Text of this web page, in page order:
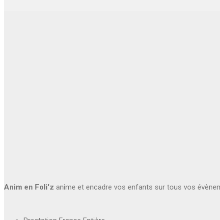
Anim en Foli'z anime et encadre vos enfants sur tous vos